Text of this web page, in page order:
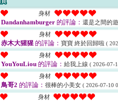
身材
Dandanhamburger 的評論： 還是之間的
身材
赤木大猩猩 的評論： 寶寶 終於回歸啦 (
身材
YouYouLiou 的評論： 給我上線 ( 2026-07-
身材
鳥哥2 的評論： 很棒的小美女 ( 2026-07-10
身材